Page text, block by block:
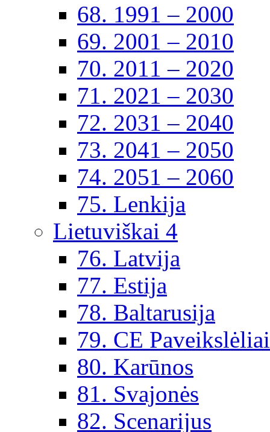
68. 1991 – 2000
69. 2001 – 2010
70. 2011 – 2020
71. 2021 – 2030
72. 2031 – 2040
73. 2041 – 2050
74. 2051 – 2060
75. Lenkija
Lietuviškai 4
76. Latvija
77. Estija
78. Baltarusija
79. CE
80. Karūnos
81. Svajonės
82. Scenarijus